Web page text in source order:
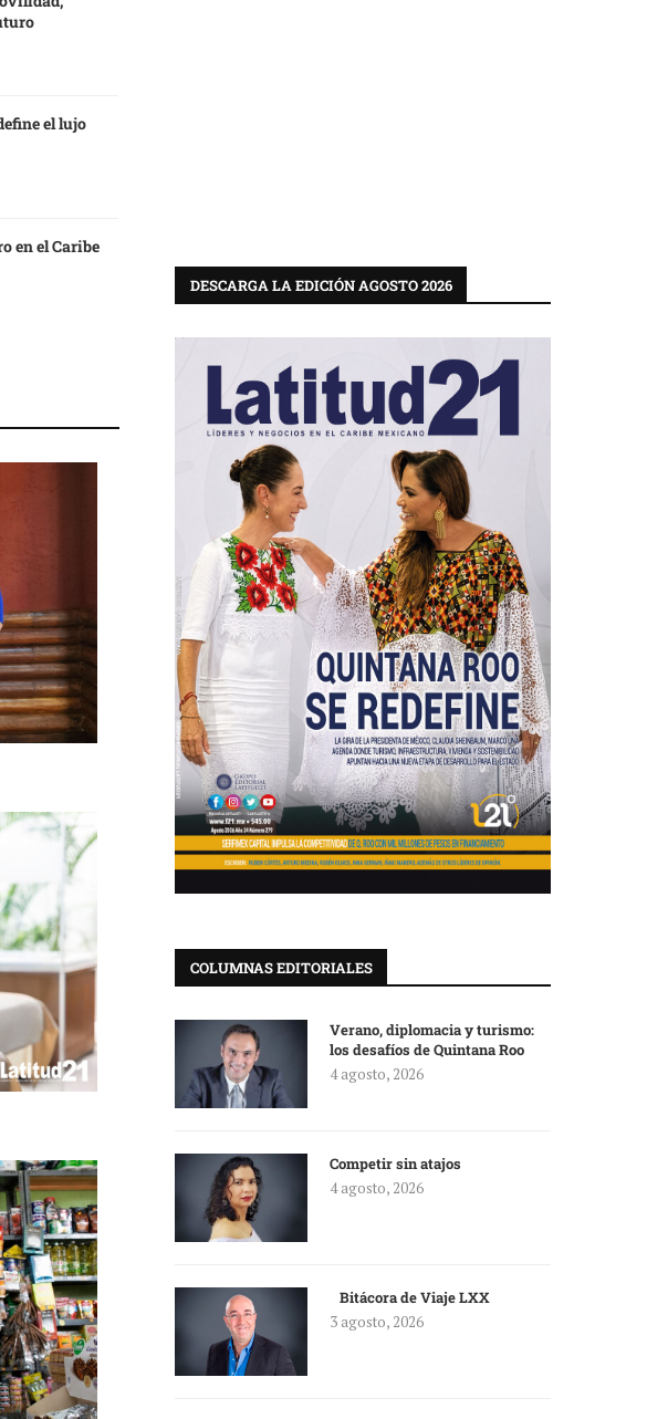
el lujo
en el Caribe
DESCARGA LA EDICIÓN AGOSTO 2026
COLUMNAS EDITORIALES
Verano, diplomacia y turismo:
los desafíos de Quintana Roo
4 agosto, 2026
Competir sin atajos
4 agosto, 2026
Bitácora de Viaje LXX
3 agosto, 2026